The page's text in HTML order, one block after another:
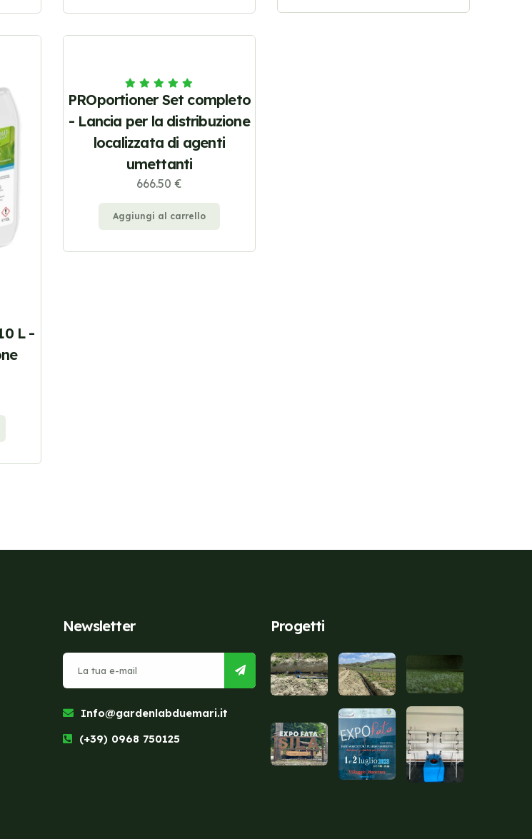
L -
PROportioner Set completo
- Lancia per la distribuzione
localizzata di agenti
umettanti
666.50 €
Aggiungi al carrello
Newsletter
Info@gardenlabduemari.it
(+39) 0968 750125
Progetti